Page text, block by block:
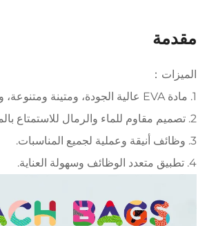
مقدمة
الميزات：
1. مادة EVA عالية الجودة، ومتينة ومتنوعة، وواسعة ومنظمة.
2. تصميم مقاوم للماء والرمال للاستمتاع بالمرح والاسترخاء.
3. وظائف أنيقة وعملية لجميع المناسبات.
4. تطبيق متعدد الوظائف وسهولة العناية.